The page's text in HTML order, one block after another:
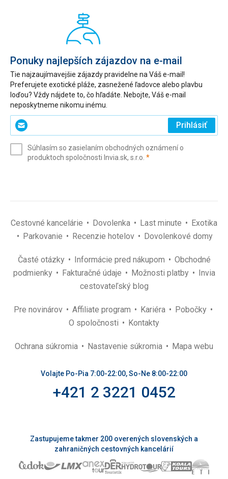
Ponuky najlepších zájazdov na e-mail
Tie najzaujímavejšie zájazdy pravidelne na Váš e-mail!
Preferujete exotické pláže, zasnežené ľadovce alebo plavbu
loďou? Vždy nájdete to, čo hľadáte. Nebojte, Váš e-mail
neposkytneme nikomu inému.
Zadajte
svoj
(povinné)
Prihlásiť
Súhlasím so zasielaním obchodných oznámení o
produktoch spoločnosti Invia.sk, s.r.o. *(povinné)
Cestovné kancelárie Dovolenka Last minute
Exotika
Parkovanie
Recenzie hotelov Dovolenkové domy
Časté otázky Informácie pred nákupom
Obchodné
podmienky
Fakturačné údaje Možnosti platby
Invia
cestovateľský blog
Pre novinárov Affiliate program Kariéra
Pobočky
O spoločnosti
Kontakty
Ochrana súkromia Nastavenie súkromia Mapa webu
Volajte Po-Pia 7:00-22:00, So-Ne 8:00-22:00
+421 2 3221 0452
Zastupujeme takmer 200 overených slovenských a
zahraničných cestovných kancelárií